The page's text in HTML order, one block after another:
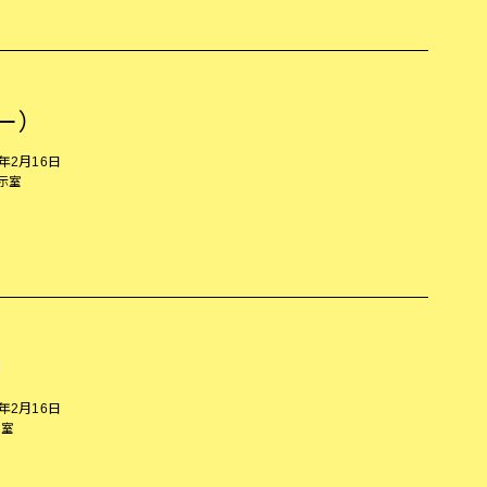
2月16日
室
2月16日